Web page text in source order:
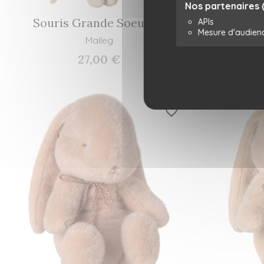
Nos partenaires
APIs
Mesure
Souris Grande Soeur -...
Maileg
27,00 €
favorite_border